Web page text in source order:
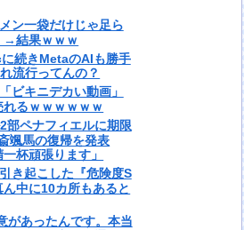
ン一袋だけじゃ足ら
→結果ｗｗｗ
続きMetaのAIも勝手
流行ってんの？
ビキニデカい動画」
るｗｗｗｗｗｗ
部ペナフィエルに期限
颯馬の復帰を発表
杯頑張ります」
き起こした『危険度S
中に10カ所もあると
があったんです。本当